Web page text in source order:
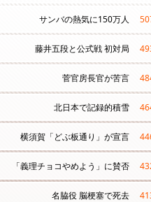
サンバの熱気に150万人
藤井五段と公式戦 初対局
菅官房長官が苦言
北日本で記録的積雪
横須賀「どぶ板通り」が宣言
「義理チョコやめよう」に賛否
名脇役 脳梗塞で死去